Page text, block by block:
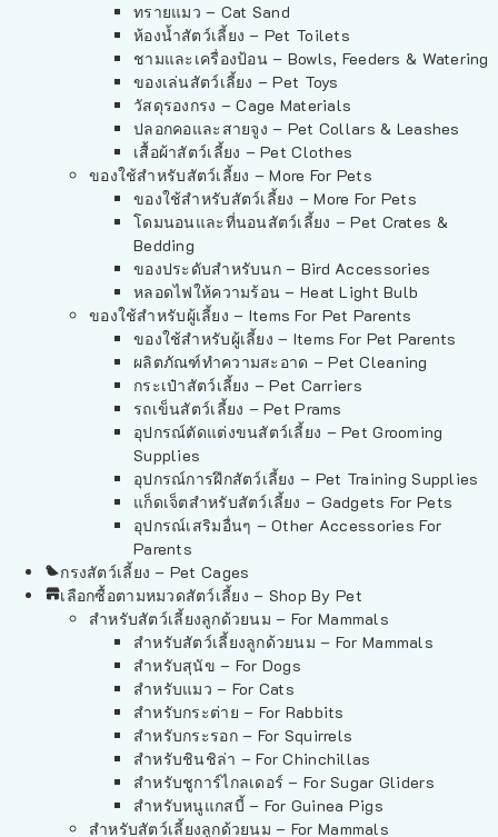
ทรายแมว – Cat Sand
ห้องน้ำสัตว์เลี้ยง – Pet Toilets
ชามและเครื่องป้อน – Bowls, Feeders & Watering
ของเล่นสัตว์เลี้ยง – Pet Toys
วัสดุรองกรง – Cage Materials
ปลอกคอและสายจูง – Pet Collars & Leashes
เสื้อผ้าสัตว์เลี้ยง – Pet Clothes
ของใช้สำหรับสัตว์เลี้ยง – More For Pets
ของใช้สำหรับสัตว์เลี้ยง – More For Pets
โดมนอนและที่นอนสัตว์เลี้ยง – Pet Crates &
Bedding
ของประดับสำหรับนก – Bird Accessories
หลอดไฟให้ความร้อน – Heat Light Bulb
ของใช้สำหรับผู้เลี้ยง – Items For Pet Parents
ของใช้สำหรับผู้เลี้ยง – Items For Pet Parents
ผลิตภัณฑ์ทำความสะอาด – Pet Cleaning
กระเป๋าสัตว์เลี้ยง – Pet Carriers
รถเข็นสัตว์เลี้ยง – Pet Prams
อุปกรณ์ตัดแต่งขนสัตว์เลี้ยง – Pet Grooming
Supplies
อุปกรณ์การฝึกสัตว์เลี้ยง – Pet Training Supplies
แก็ดเจ็ตสำหรับสัตว์เลี้ยง – Gadgets For Pets
อุปกรณ์เสริมอื่นๆ – Other Accessories For
Parents
กรงสัตว์เลี้ยง – Pet Cages
เลือกซื้อตามหมวดสัตว์เลี้ยง – Shop By Pet
สำหรับสัตว์เลี้ยงลูกด้วยนม – For Mammals
สำหรับสัตว์เลี้ยงลูกด้วยนม – For Mammals
สำหรับสุนัข – For Dogs
สำหรับแมว – For Cats
สำหรับกระต่าย – For Rabbits
สำหรับกระรอก – For Squirrels
สำหรับชินชิล่า – For Chinchillas
สำหรับชูการ์ไกลเดอร์ – For Sugar Gliders
สำหรับหนูแกสบี้ – For Guinea Pigs
สำหรับสัตว์เลี้ยงลูกด้วยนม – For Mammals